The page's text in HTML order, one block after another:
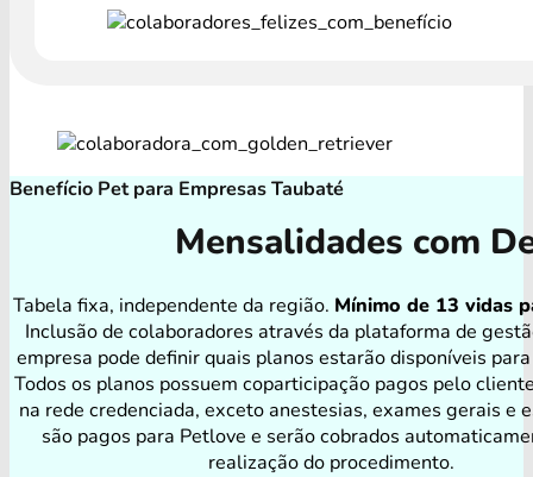
Benefício Pet para Empresas Taubaté
Mensalidades com
Tabela fixa, independente da região. Mínimo de 13 vidas
Inclusão de colaboradores através da plataforma de
empresa pode definir quais planos estarão disponíveis
Todos os planos possuem coparticipação pagos pelo
na rede credenciada, exceto anestesias, exames gerais e
são pagos para Petlove e serão cobrados
realização do procedimento.